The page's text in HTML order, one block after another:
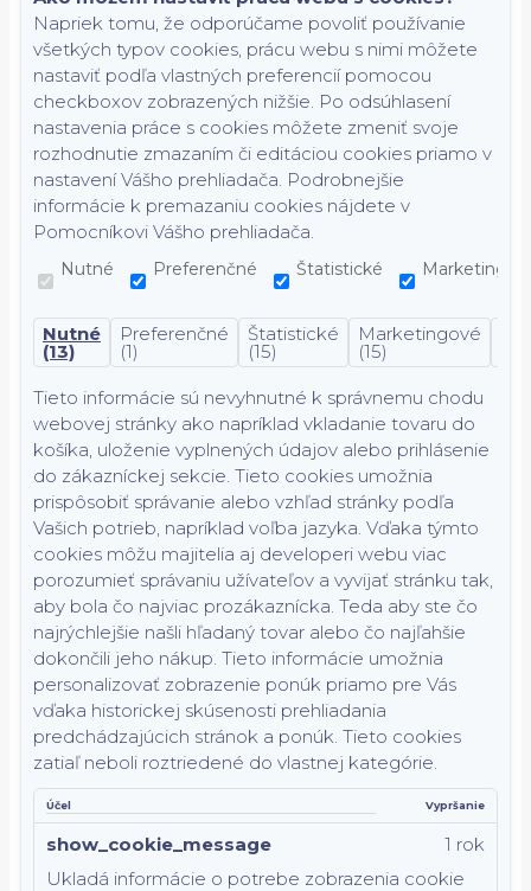
Napriek tomu, že odporúčame povoliť používanie
všetkých typov cookies, prácu webu s nimi môžete
nastaviť podľa vlastných preferencií pomocou
checkboxov zobrazených nižšie. Po odsúhlasení
nastavenia práce s cookies môžete zmeniť svoje
rozhodnutie zmazaním či editáciou cookies priamo v
nastavení Vášho prehliadača. Podrobnejšie
informácie k premazaniu cookies nájdete v
Pomocníkovi Vášho prehliadača.
Nutné Preferenčné Štatistické
Nutné
(13)
Preferenčné
(1)
Štatistické
(15)
Marketingové
(15)
Tieto informácie sú nevyhnutné k správnemu chodu
webovej stránky ako napríklad vkladanie tovaru do
košíka, uloženie vyplnených údajov alebo prihlásenie
do zákazníckej sekcie. Tieto cookies umožnia
prispôsobiť správanie alebo vzhľad stránky podľa
Vašich potrieb, napríklad voľba jazyka. Vďaka týmto
cookies môžu majitelia aj developeri webu viac
porozumieť správaniu užívateľov a vyvijať stránku tak,
aby bola čo najviac prozákaznícka. Teda aby ste čo
najrýchlejšie našli hľadaný tovar alebo čo najľahšie
dokončili jeho nákup. Tieto informácie umožnia
personalizovať zobrazenie ponúk priamo pre Vás
vďaka historickej skúsenosti prehliadania
predchádzajúcich stránok a ponúk. Tieto cookies
zatiaľ neboli roztriedené do vlastnej kategórie.
Účel Vypršanie
show_cookie_message
Ukladá informácie o potrebe zobrazenia cookie
1 rok